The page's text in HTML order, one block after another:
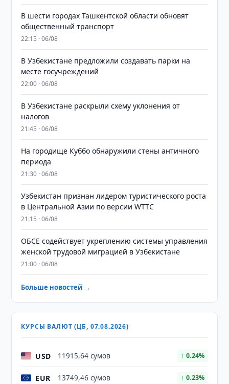
В шести городах Ташкентской области обновят
общественный транспорт
22:15 · 06/08
В Узбекистане предложили создавать парки на
месте госучреждений
22:00 · 06/08
В Узбекистане раскрыли схему уклонения от
налогов
21:45 · 06/08
На городище Куббо обнаружили стены античного
периода
21:30 · 06/08
Узбекистан признан лидером туристического роста
в Центральной Азии по версии WTTC
21:15 · 06/08
ОБСЕ содействует укреплению системы управления
женской трудовой миграцией в Узбекистане
21:00 · 06/08
Больше новостей →
КУРСЫ ВАЛЮТ (ЦБ, 07.08.2026)
USD 11915,64 сумов ↑ 0.24%
EUR 13749,46 сумов ↑ 0.23%